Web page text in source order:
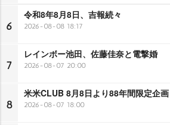
6
令和8年8月8日、吉報続々
2026-08-08 18:17
7
レインボー池田、佐藤佳奈と電撃婚
2026-08-07 20:00
8
米米CLUB 8月8日より88年間限定企画
2026-08-07 18:00